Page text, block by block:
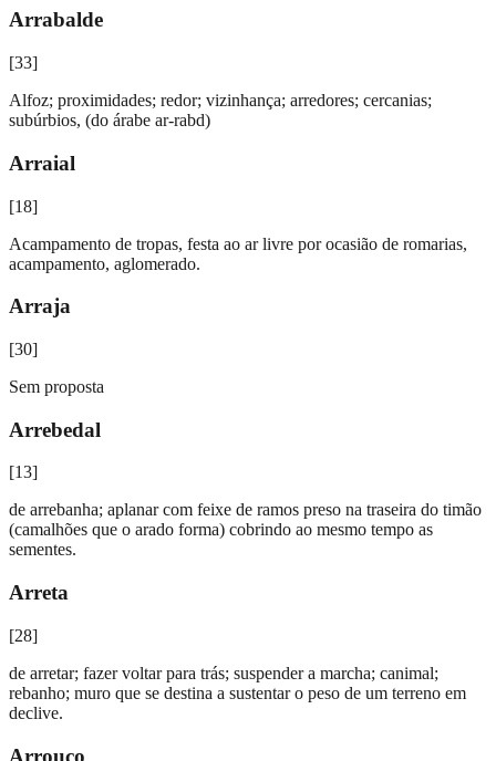
Arrabalde
[33]
Alfoz; proximidades; redor; vizinhança; arredores; cercanias;
subúrbios, (do árabe ar-rabd)
Arraial
[18]
Acampamento de tropas, festa ao ar livre por ocasião de romarias,
acampamento, aglomerado.
Arraja
[30]
Sem proposta
Arrebedal
[13]
de arrebanha; aplanar com feixe de ramos preso na traseira do timão
(camalhões que o arado forma) cobrindo ao mesmo tempo as
sementes.
Arreta
[28]
de arretar; fazer voltar para trás; suspender a marcha; canimal;
rebanho; muro que se destina a sustentar o peso de um terreno em
declive.
Arrouço